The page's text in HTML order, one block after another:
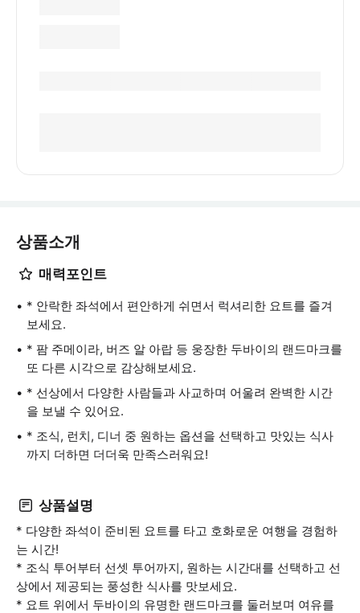
상품소개
매력포인트
* 안락한 좌석에서 편안하게 쉬면서 럭셔리한 요트를 즐겨
보세요.
* 팜 주메이라, 버즈 알 아랍 등 웅장한 두바이의 랜드마크를
또 다른 시각으로 감상해보세요.
* 선상에서 다양한 사람들과 사교하며 어울려 완벽한 시간
을 보낼 수 있어요.
* 조식, 런치, 디너 중 원하는 옵션을 선택하고 맛있는 식사
까지 더하면 더더욱 만족스러워요!
상품설명
* 다양한 좌석이 준비된 요트를 타고 호화로운 여행을 경험하
는 시간!
* 조식 투어부터 선셋 투어까지, 원하는 시간대를 선택하고 선
상에서 제공되는 풍성한 식사를 맛보세요.
* 요트 위에서 두바이의 유명한 랜드마크를 둘러보며 여유를